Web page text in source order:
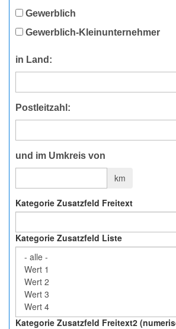
Gewerblich
Gewerblich-Kleinunternehmer
in Land:
Postleitzahl:
und im Umkreis von
km
Kategorie Zusatzfeld Freitext
Kategorie Zusatzfeld Liste
Kategorie Zusatzfeld Freitext2